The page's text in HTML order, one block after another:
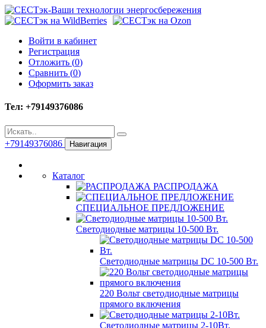
Войти в кабинет
Регистрация
Отложить (0)
Сравнить (0)
Оформить заказ
Тел: +79149376086
+79149376086 Навигация
Каталог
РАСПРОДАЖА
СПЕЦИАЛЬНОЕ ПРЕДЛОЖЕНИЕ
Светодиодные матрицы 10-500 Вт.
Светодиодные матрицы DC 10-500 Вт.
220 Вольт cветодиодные матрицы
прямого включения
Светодиодные матрицы 2-10Вт.